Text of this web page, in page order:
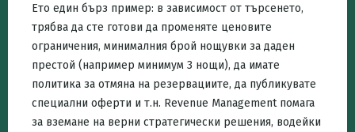
Ето един бърз пример: в зависимост от търсенето,
трябва да сте готови да променяте ценовите
ограничения, минималния брой нощувки за даден
престой (например минимум 3 нощи), да имате
политика за отмяна на резервациите, да публикувате
специални оферти и т.н. Revenue Management помага
за вземане на верни стратегически решения, водейки